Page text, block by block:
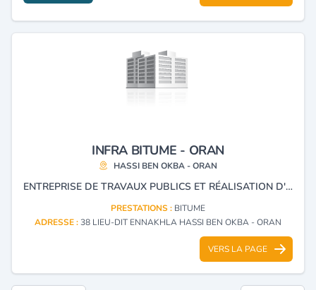
INFRA BITUME - ORAN
HASSI BEN OKBA - ORAN
ENTREPRISE DE TRAVAUX PUBLICS ET RÉALISATION D'INFRASTRUCTURES, DISTRIBUTION ET STOCKAGE DU BITUME ET DIVERS ET ENROBAGE À CHAUD DE BITUME, DISTRIBUTION DE BITUME ET MISE EN ŒUVRE TRAVAUX DE TERRASSEMENT, AMÉNAGEMENTS URBAINS.
PRESTATIONS : BITUME
ADRESSE :38 LIEU-DIT ENNAKHLA HASSI BEN OKBA - ORAN
VERS LA PAGE